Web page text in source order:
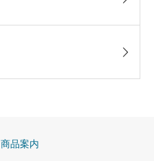
商品案内